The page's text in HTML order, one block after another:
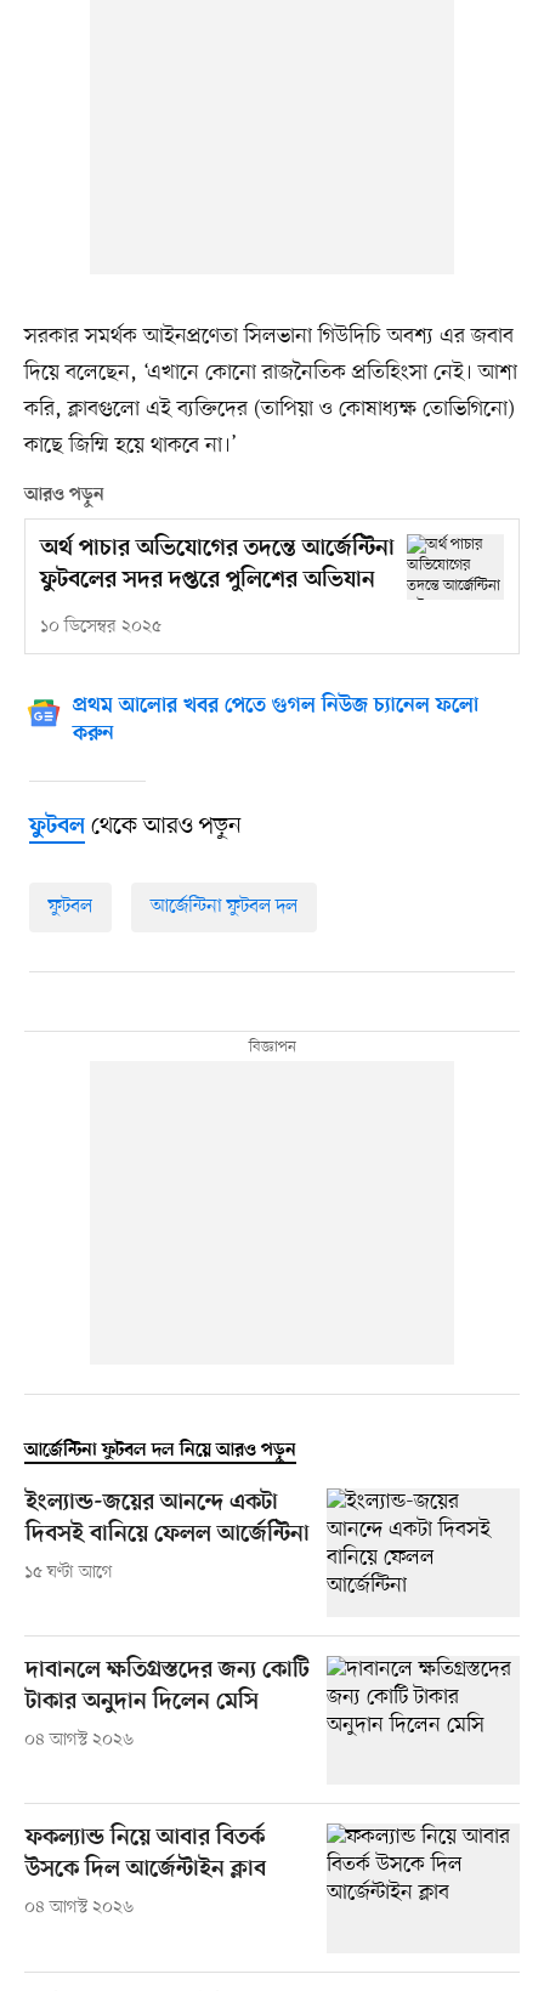
সরকার সমর্থক আইনপ্রণেতা সিলভানা গিউদিচি অবশ্য এর জবাব
দিয়ে বলেছেন, ‘এখানে কোনো রাজনৈতিক প্রতিহিংসা নেই। আশা
করি, ক্লাবগুলো এই ব্যক্তিদের (তাপিয়া ও কোষাধ্যক্ষ তোভিগিনো)
কাছে জিম্মি হয়ে থাকবে না।’
আরও পড়ুন
অর্থ পাচার অভিযোগের তদন্তে আর্জেন্টিনা
ফুটবলের সদর দপ্তরে পুলিশের অভিযান
১০ ডিসেম্বর ২০২৫
প্রথম আলোর খবর পেতে গুগল নিউজ চ্যানেল ফলো
করুন
ফুটবলথেকে আরও পড়ুন
ফুটবল আর্জেন্টিনা ফুটবল দল
আর্জেন্টিনা ফুটবল দল নিয়ে আরও পড়ুন
ইংল্যান্ড-জয়ের আনন্দে একটা
দিবসই বানিয়ে ফেলল আর্জেন্টিনা
১৫ ঘণ্টা আগে
দাবানলে ক্ষতিগ্রস্তদের জন্য কোটি
টাকার অনুদান দিলেন মেসি
০৪ আগস্ট ২০২৬
ফকল্যান্ড নিয়ে আবার বিতর্ক
উসকে দিল আর্জেন্টাইন ক্লাব
০৪ আগস্ট ২০২৬